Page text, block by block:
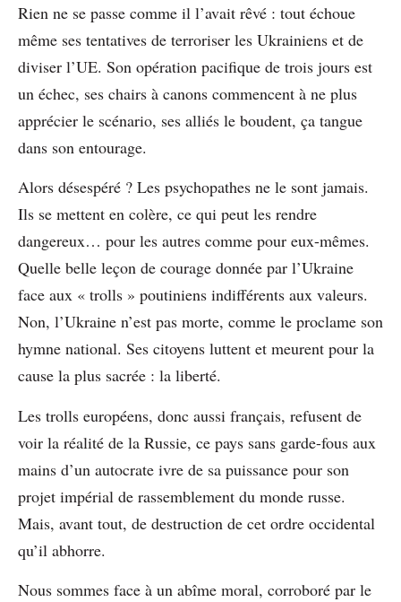
Rien ne se passe comme il l’avait rêvé : tout échoue
même ses tentatives de terroriser les Ukrainiens et de
diviser l’UE. Son opération pacifique de trois jours est
un échec, ses chairs à canons commencent à ne plus
apprécier le scénario, ses alliés le boudent, ça tangue
dans son entourage.
Alors désespéré ? Les psychopathes ne le sont jamais.
Ils se mettent en colère, ce qui peut les rendre
dangereux… pour les autres comme pour eux-mêmes.
Quelle belle leçon de courage donnée par l’Ukraine
face aux « trolls » poutiniens indifférents aux valeurs.
Non, l’Ukraine n’est pas morte, comme le proclame son
hymne national. Ses citoyens luttent et meurent pour la
cause la plus sacrée : la liberté.
Les trolls européens, donc aussi français, refusent de
voir la réalité de la Russie, ce pays sans garde-fous aux
mains d’un autocrate ivre de sa puissance pour son
projet impérial de rassemblement du monde russe.
Mais, avant tout, de destruction de cet ordre occidental
qu’il abhorre.
Nous sommes face à un abîme moral, corroboré par le